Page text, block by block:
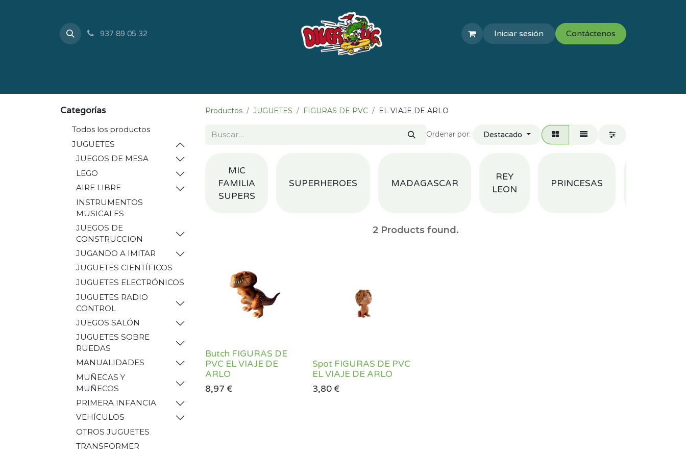
937 89 05 32 Iniciar sesión Contáctenos
Categorías
Todos los productos
JUGUETES
JUEGOS DE MESA
LEGO
AIRE LIBRE
INSTRUMENTOS
MUSICALES
JUEGOS DE
CONSTRUCCION
JUGANDO A IMITAR
JUGUETES CIENTÍFICOS
JUGUETES ELECTRÓNICOS
JUGUETES RADIO
CONTROL
JUEGOS SALÓN
JUGUETES SOBRE
RUEDAS
MANUALIDADES
MUÑECAS Y
MUÑECOS
PRIMERA INFANCIA
VEHÍCULOS
OTROS JUGUETES
TRANSFORMER
Productos JUGUETES FIGURAS DE PVC EL VIAJE DE ARLO
Ordenar por: Destacado
MIC
FAMILIA
SUPERS
SUPERHEROES MADAGASCAR
REY
LEON
PRINCESAS
2 Products found.
Butch FIGURAS DE
PVC EL VIAJE DE
ARLO
8,97 €
Spot FIGURAS DE PVC
EL VIAJE DE ARLO
3,80€